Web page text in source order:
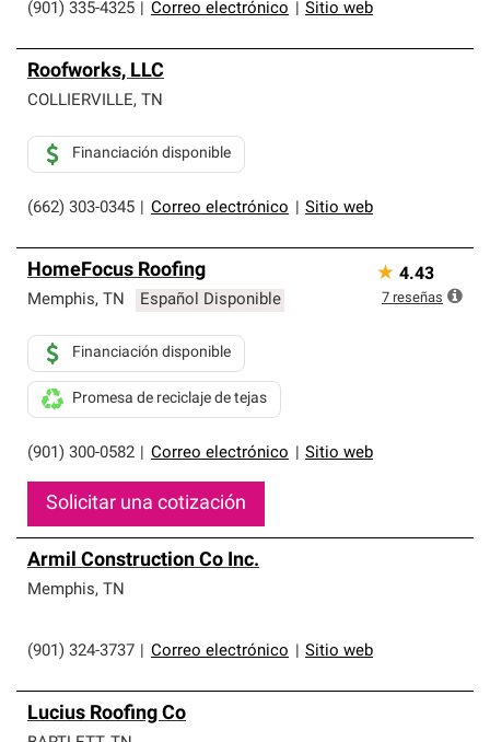
(901) 335-4325
Correo electrónico Sitio web
Roofworks, LLC
COLLIERVILLE, TN
(662) 303-0345 Correo electrónico Sitio web
Financiación disponible
HomeFocus Roofing
Memphis, TN Español Disponible
(901) 300-0582 Correo electrónico Sitio web
Financiación disponible
Promesa de reciclaje de tejas
Solicitar una cotización
★ 4.43
7 reseñas
Armil Construction Co Inc.
Memphis, TN
(901) 324-3737 Correo electrónico Sitio web
Lucius Roofing Co